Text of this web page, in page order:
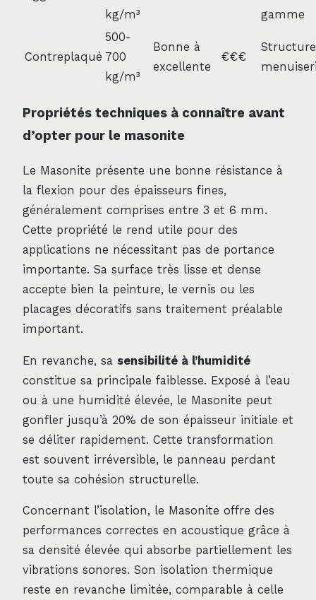
kg/m³
gamme
Contreplaqué
500-
700
kg/m³
Bonne à
excellente
€€€
Propriétés techniques à connaître avant
d’opter pour le masonite
Le Masonite présente une bonne résistance à
la flexion pour des épaisseurs fines,
généralement comprises entre 3 et 6 mm.
Cette propriété le rend utile pour des
applications ne nécessitant pas de portance
importante. Sa surface très lisse et dense
accepte bien la peinture, le vernis ou les
placages décoratifs sans traitement préalable
important.
En revanche, sa sensibilité à l’humidité
constitue sa principale faiblesse. Exposé à l’eau
ou à une humidité élevée, le Masonite peut
gonfler jusqu’à 20% de son épaisseur initiale et
se déliter rapidement. Cette transformation
est souvent irréversible, le panneau perdant
toute sa cohésion structurelle.
Concernant l’isolation, le Masonite offre des
performances correctes en acoustique grâce à
sa densité élevée qui absorbe partiellement les
vibrations sonores. Son isolation thermique
reste en revanche limitée, comparable à celle